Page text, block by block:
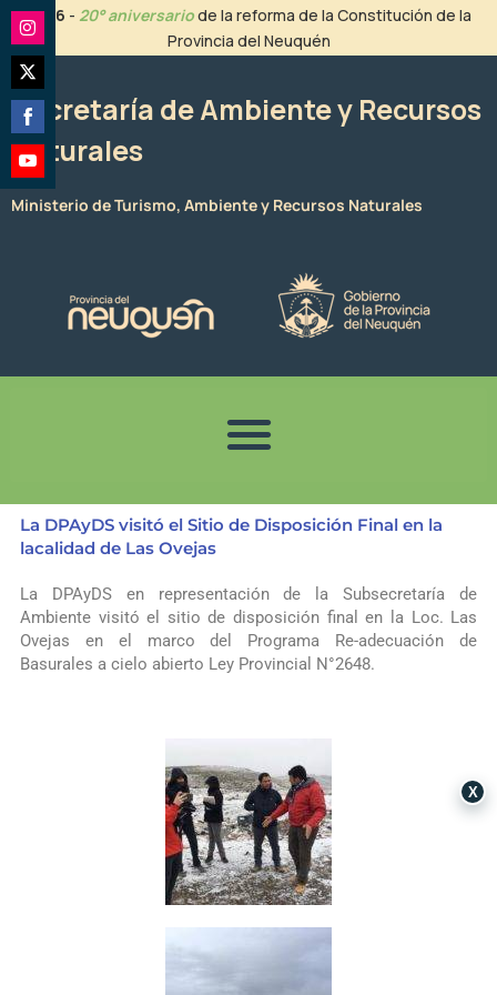
contenido
2026 - 20° aniversariode la reforma de la Constitución de la
Provincia del Neuquén
Secretaría de Ambiente y Recursos
Naturales
Ministerio de Turismo, Ambiente y Recursos Naturales
La DPAyDS visitó el Sitio de Disposición Final en la
lacalidad de Las Ovejas
La DPAyDS en representación de la Subsecretaría de
Ambiente visitó el sitio de disposición final en la Loc. Las
Ovejas en el marco del Programa Re-adecuación de
Basurales a cielo abierto Ley Provincial N°2648.
Share
on
Instagram
Share
on
Twitter
Share
on
Facebook
Share
on
X